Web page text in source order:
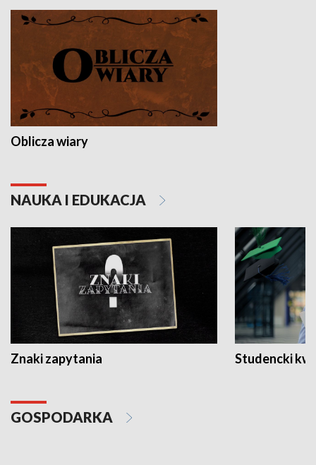
Oblicza wiary
NAUKA I EDUKACJA
Znaki zapytania Studencki
GOSPODARKA